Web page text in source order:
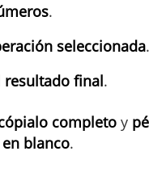
.
seleccionada.
resultado final.
completo y
blanco.